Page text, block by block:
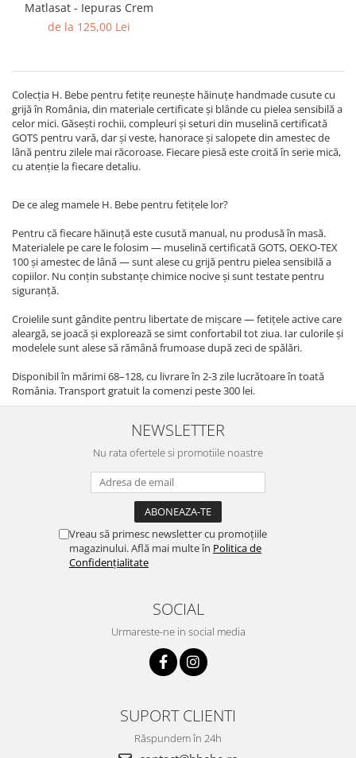
Matlasat - Iepuras Crem
de la 125,00 Lei
Colecția H. Bebe pentru fetițe reunește hăinuțe handmade cusute cu
grijă în România, din materiale certificate și blânde cu pielea sensibilă a
celor mici. Găsești rochii, compleuri și seturi din muselină certificată
GOTS pentru vară, dar și veste, hanorace și salopete din amestec de
lână pentru zilele mai răcoroase. Fiecare piesă este croită în serie mică,
cu atenție la fiecare detaliu.
De ce aleg mamele H. Bebe pentru fetițele lor?
Pentru că fiecare hăinuță este cusută manual, nu produsă în masă.
Materialele pe care le folosim — muselină certificată GOTS, OEKO-TEX
100 și amestec de lână — sunt alese cu grijă pentru pielea sensibilă a
copiilor. Nu conțin substanțe chimice nocive și sunt testate pentru
siguranță.
Croielile sunt gândite pentru libertate de mișcare — fetițele active care
aleargă, se joacă și explorează se simt confortabil tot ziua. Iar culorile și
modelele sunt alese să rămână frumoase după zeci de spălări.
Disponibil în mărimi 68–128, cu livrare în 2-3 zile lucrătoare în toată
România. Transport gratuit la comenzi peste 300 lei.
NEWSLETTER
Nu rata ofertele si promotiile noastre
Vreau să primesc newsletter cu promoțiile
magazinului. Află mai multe în Politica de
Confidențialitate
SOCIAL
Urmareste-ne in social media
SUPORT CLIENTI
Răspundem în 24h